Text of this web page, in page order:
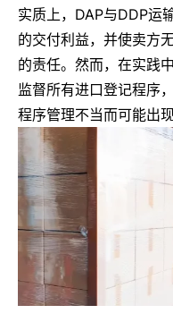
实质上，DAP与DDP运
的交付利益，并使卖方
的责任。然而，在实践
监督所有进口登记程序
程序管理不当而可能出现